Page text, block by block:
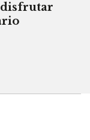
disfrutar